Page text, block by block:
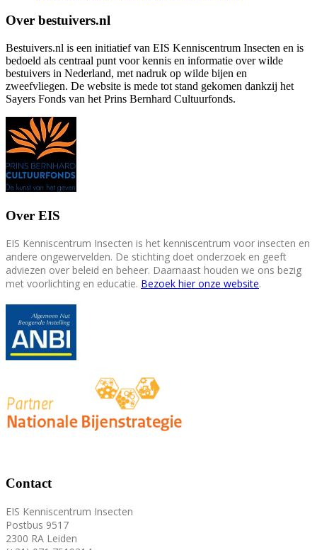
Over bestuivers.nl
Bestuivers.nl is een initiatief van EIS Kenniscentrum Insecten en is
bedoeld als centraal punt voor kennis en informatie over wilde
bestuivers in Nederland, met nadruk op wilde bijen en
zweefvliegen. De website is mede tot stand gekomen dankzij het
Sayers Fonds van het Prins Bernhard Cultuurfonds.
Over EIS
EIS Kenniscentrum Insecten is het kenniscentrum voor insecten en
andere ongewervelden. De stichting doet onderzoek en geeft
adviezen over beleid en beheer. Daarnaast houden we ons bezig
met voorlichting en educatie. Bezoek hier onze website.
Contact
EIS Kenniscentrum Insecten
Postbus 9517
2300 RA Leiden